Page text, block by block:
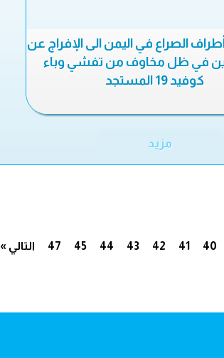
الصراع في اليمن الى الإفراج عن
في ظل مخاوف من تفشي وباء
كوفيد 19 المستجد
مزيد
40
41
42
43
44
45
47 التالي »